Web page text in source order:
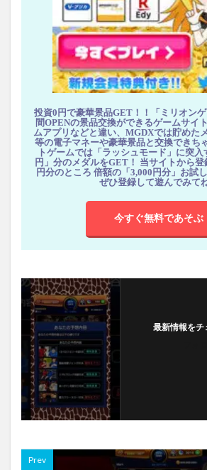
投資0円で豪華景品GET！！「ミリオン
間OPENの景品交換ができるゲームサイ
ムアプリなどと違い、MGDXでは貯めた
等の電子マネーや豪華景品と交換できち
トゲームでは「ラッシュモード」に突
円」分のメダルをGET！ 当サイトから登
円分のところ 倍額の「3,000円分」お試
ぜひ登録して遊んでみて
今すぐ無料であそぶ
最新情報をチ
Prev